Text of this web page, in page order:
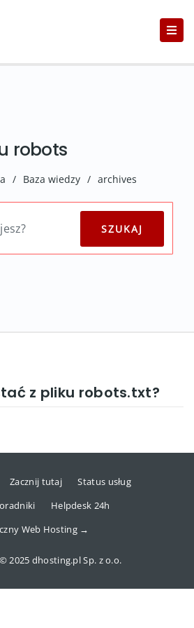
robots
/ Baza wiedzy / archives
z pliku robots.txt?
Zacznij tutaj
Status usług
Helpdesk 24h
Web Hosting →
2025 dhosting.pl Sp. z o.o.